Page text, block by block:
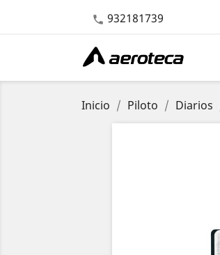
 932181739
Inicio Piloto Diarios